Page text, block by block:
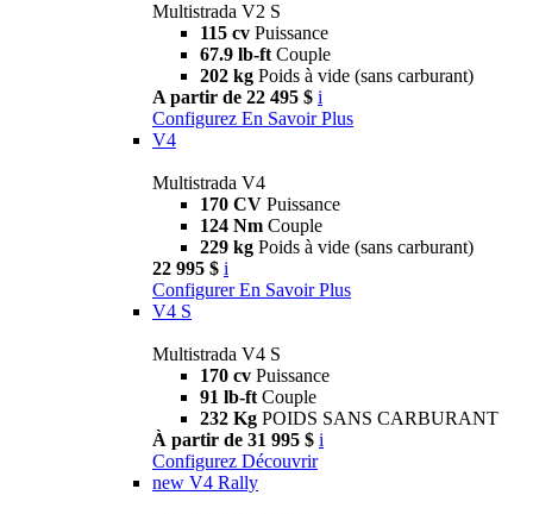
Multistrada V2 S
115 cv Puissance
67.9 lb-ft Couple
202 kg Poids à vide (sans carburant)
A partir de 22 495 $ i
Configurez En Savoir Plus
V4
Multistrada V4
170 CV Puissance
124 Nm Couple
229 kg Poids à vide (sans carburant)
22 995 $ i
Configurer En Savoir Plus
V4 S
Multistrada V4 S
170 cv Puissance
91 lb-ft Couple
232 Kg POIDS SANS CARBURANT
À partir de 31 995 $ i
Configurez Découvrir
new V4 Rally